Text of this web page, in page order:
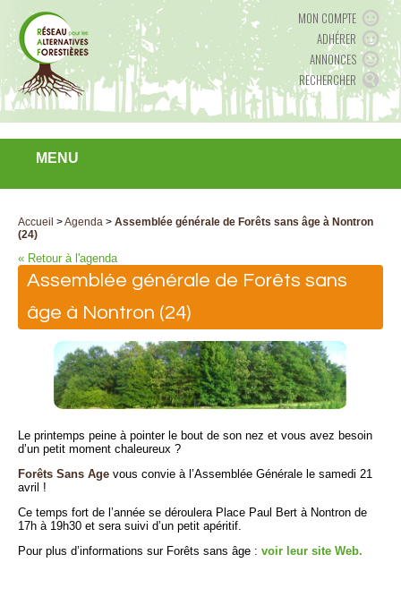
MON COMPTE
ADHÉRER
ANNONCES
RECHERCHER
MENU
Accueil >Agenda > Assemblée générale de Forêts sans âge à Nontron
(24)
« Retour à l'agenda
Assemblée générale de Forêts sans
âge à Nontron (24)
Le printemps peine à pointer le bout de son nez et vous avez besoin
d’un petit moment chaleureux ?
Forêts Sans Age vous convie à l’Assemblée Générale le samedi 21
avril !
Ce temps fort de l’année se déroulera Place Paul Bert à Nontron de
17h à 19h30 et sera suivi d’un petit apéritif.
Pour plus d’informations sur Forêts sans âge : voir leur site Web.